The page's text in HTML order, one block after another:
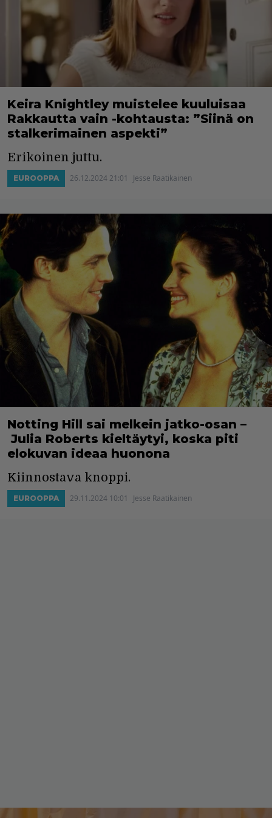
Keira Knightley muistelee kuuluisaa
Rakkautta vain -kohtausta: ”Siinä on
stalkerimainen aspekti”
Erikoinen juttu.
EUROOPPA 26.12.2024 21:01 Jesse Raatikainen
Notting Hill sai melkein jatko-osan –
Julia Roberts kieltäytyi, koska piti
elokuvan ideaa huonona
Kiinnostava knoppi.
EUROOPPA 29.11.2024 10:01 Jesse Raatikainen